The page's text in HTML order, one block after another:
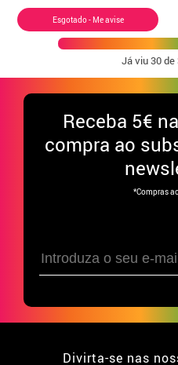
Esgotado - Me avise
Já viu30de
Receba 5€
compra ao
*Compras
Divirta-se nas